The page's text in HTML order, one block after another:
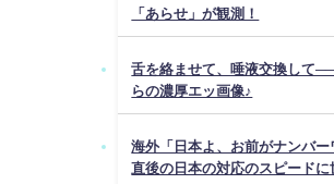
「あらせ」が観測！
舌を絡ませて、唾液交換して
らの濃厚エッ画像♪
海外「日本よ、お前がナンバ
直後の日本の対応のスピードに